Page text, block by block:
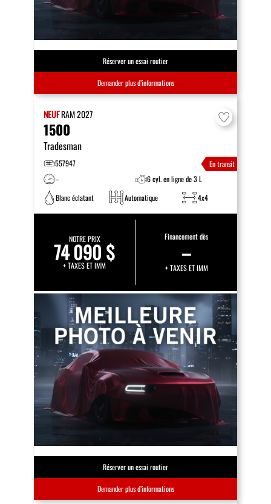
Réserver un essai routier
Demander plus d’informations
NEUFRAM2027
1500
Tradesman
557947
En transit
–
6 cyl. en ligne de 3 L
Blanc éclatant
Automatique 4x4
NOTRE PRIX
74 090 $
+ TAXES ET IMM
Financement dès
–
+ TAXES ET IMM
Réserver un essai routier
Demander plus d’informations